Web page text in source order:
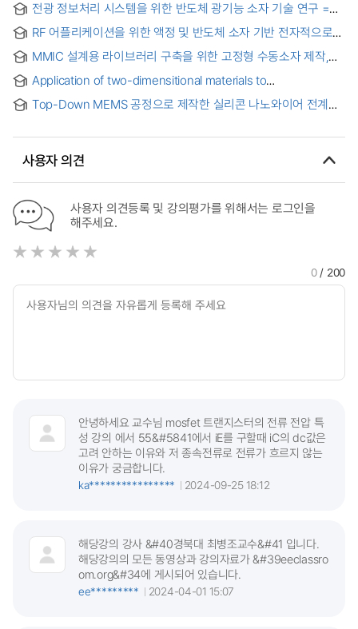
전광 정보처리 시스템을 위한 반도체 광기능 소자 기술 연구 =
an All-optical information processing system
RF 어플리케이션을 위한 액정 및 반도체 소자 기반 전자적으로
Metasurface Technology Based on Liquid Crystals and
Semiconductor Components for RF Applications
MMIC 설계용 라이브러리 구축을 위한 고정형 수동소자 제작,
Application of two-dimensitional materials to
Top-Down MEMS 공정으로 제작한 실리콘 나노와이어 전계
사용자 의견
사용자 의견등록 및 강의평가를 위해서는 로그인을
해주세요.
0/ 200
안녕하세요 교수님 mosfet 트랜지스터의 전류 전압 특
성 강의 에서 55&#5841에서 iE를 구할때 iC의 dc값은
고려 안하는 이유와 저 종속전류로 전류가 흐르지 않는
이유가 궁금합니다.
ka****************
2024-09-25 18:12
해당강의 강사 &#40경북대 최병조교수&#41 입니다.
해당강의의 모든 동영상과 강의자료가 &#39eeclassro
om.org&#34에 게시되어 있습니다.
ee*********
2024-04-01 15:07